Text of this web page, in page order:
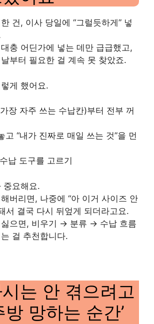
건, 이사 당일에 “그럴듯하게” 넣
충 어딘가에 넣는 데만 급급했고,
부터 필요한 걸 계속 못 찾았죠.
게 했어요.
장 자주 쓰는 수납칸)부터 전부 꺼
고 “내가 진짜로 매일 쓰는 것”을 먼
납 도구를 고르기
중요해요.
버리면, 나중에 “아 이거 사이즈 안
서 결국 다시 뒤엎게 되더라고요.
싫으면, 비우기 → 분류 → 수납 흐름
걸 추천합니다.
는 안 겪으려고
방 망하는 순간’